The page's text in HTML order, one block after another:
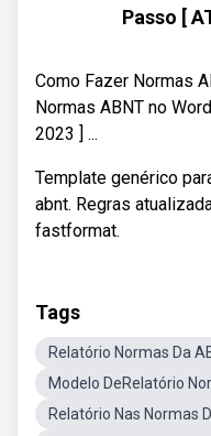
Passo [
Como Fazer Normas
Normas ABNT no
2023 ] ...
Template genérico
abnt. Regras
fastformat.
Tags
Relatório Normas Da
Modelo DeRelatório
Relatório Nas Normas